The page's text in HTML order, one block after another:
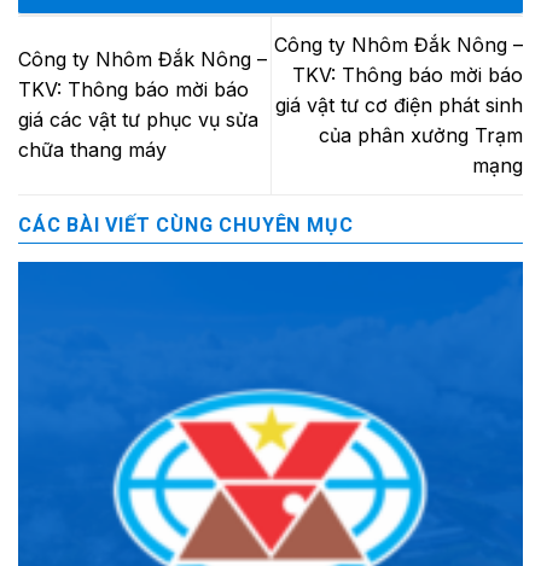
Công ty Nhôm Đắk Nông –
TKV: Thông báo mời báo
giá các vật tư phục vụ sửa
chữa thang máy
Công ty Nhôm Đắk Nông –
TKV: Thông báo mời báo
giá vật tư cơ điện phát sinh
của phân xưởng Trạm
mạng
CÁC BÀI VIẾT CÙNG CHUYÊN MỤC